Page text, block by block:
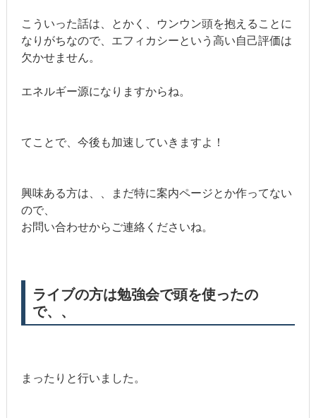
こういった話は、とかく、ウンウン頭を抱えることに
なりがちなので、エフィカシーという高い自己評価は
欠かせません。
エネルギー源になりますからね。
てことで、今後も加速していきますよ！
興味ある方は、、まだ特に案内ページとか作ってない
ので、
お問い合わせからご連絡くださいね。
ライブの方は勉強会で頭を使ったの
で、、
まったりと行いました。